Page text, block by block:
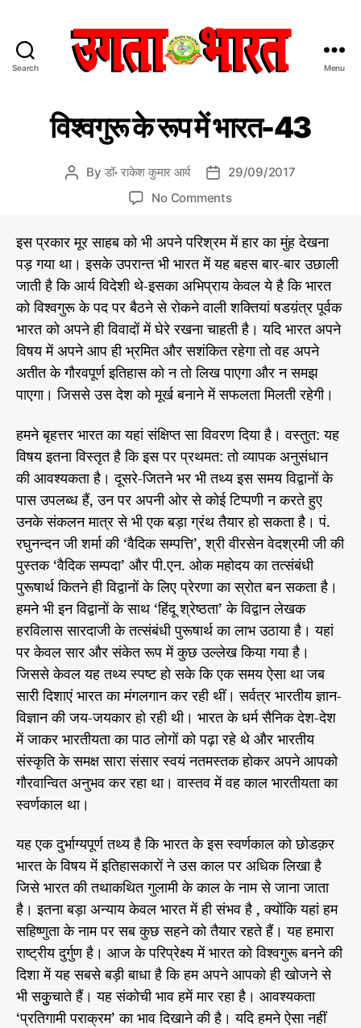
Search
ता
भा
त
हिं
स
मा
र
प
त्र
Menu
i
e
s
की
ले
ख
से
वि
श्व
रू
के
रू
प
र
त
विश्वगुरू के रूप में भारत-43
P
a
u
t
o
r
By डॉ॰ राकेश कुमार आर्य
P
d
a
t
29/09/2017
No Commentso
वि
श्व
गु
रू
के
रू
प
में
भा
र
-
4
3
इस प्रकार मूर साहब को भी अपने परिश्रम में हार का मुंह देखना
पड़ गया था। इसके उपरान्त भी भारत में यह बहस बार-बार उछाली
जाती है कि आर्य विदेशी थे-इसका अभिप्राय केवल ये है कि भारत
को विश्वगुरू के पद पर बैठने से रोकने वाली शक्तियां षडय़ंत्र पूर्वक
भारत को अपने ही विवादों में घेरे रखना चाहती है। यदि भारत अपने
विषय में अपने आप ही भ्रमित और सशंकित रहेगा तो वह अपने
अतीत के गौरवपूर्ण इतिहास को न तो लिख पाएगा और न समझ
पाएगा। जिससे उस देश को मूर्ख बनाने में सफलता मिलती रहेगी।
हमने बृहत्तर भारत का यहां संक्षिप्त सा विवरण दिया है। वस्तुत: यह
विषय इतना विस्तृत है कि इस पर प्रथमत: तो व्यापक अनुसंधान
की आवश्यकता है। दूसरे-जितने भर भी तथ्य इस समय विद्वानों के
पास उपलब्ध हैं, उन पर अपनी ओर से कोई टिप्पणी न करते हुए
उनके संकलन मात्र से भी एक बड़ा ग्रंथ तैयार हो सकता है। पं.
रघुनन्दन जी शर्मा की ‘वैदिक सम्पत्ति’, श्री वीरसेन वेदश्रमी जी की
पुस्तक ‘वैदिक सम्पदा’ और पी.एन. ओक महोदय का तत्संबंधी
पुरूषार्थ कितने ही विद्वानों के लिए प्रेरणा का स्रोत बन सकता है।
हमने भी इन विद्वानों के साथ ‘हिंदू श्रेष्ठता’ के विद्वान लेखक
हरविलास सारदाजी के तत्संबंधी पुरूषार्थ का लाभ उठाया है। यहां
पर केवल सार और संकेत रूप में कुछ उल्लेख किया गया है।
जिससे केवल यह तथ्य स्पष्ट हो सके कि एक समय ऐसा था जब
सारी दिशाएं भारत का मंगलगान कर रही थीं। सर्वत्र भारतीय ज्ञान-
विज्ञान की जय-जयकार हो रही थी। भारत के धर्म सैनिक देश-देश
में जाकर भारतीयता का पाठ लोगों को पढ़ा रहे थे और भारतीय
संस्कृति के समक्ष सारा संसार स्वयं नतमस्तक होकर अपने आपको
गौरवान्वित अनुभव कर रहा था। वास्तव में वह काल भारतीयता का
स्वर्णकाल था।
यह एक दुर्भाग्यपूर्ण तथ्य है कि भारत के इस स्वर्णकाल को छोडक़र
भारत के विषय में इतिहासकारों ने उस काल पर अधिक लिखा है
जिसे भारत की तथाकथित गुलामी के काल के नाम से जाना जाता
है। इतना बड़ा अन्याय केवल भारत में ही संभव है , क्योंकि यहां हम
सहिष्णुता के नाम पर सब कुछ सहने को तैयार रहते हैं। यह हमारा
राष्ट्रीय दुर्गुण है। आज के परिप्रेक्ष्य में भारत को विश्वगुरू बनने की
दिशा में यह सबसे बड़ी बाधा है कि हम अपने आपको ही खोजने से
भी सकुुचाते हैं। यह संकोची भाव हमें मार रहा है। आवश्यकता
‘प्रतिगामी पराक्रम’ का भाव दिखाने की है। यदि हमने ऐसा नहीं